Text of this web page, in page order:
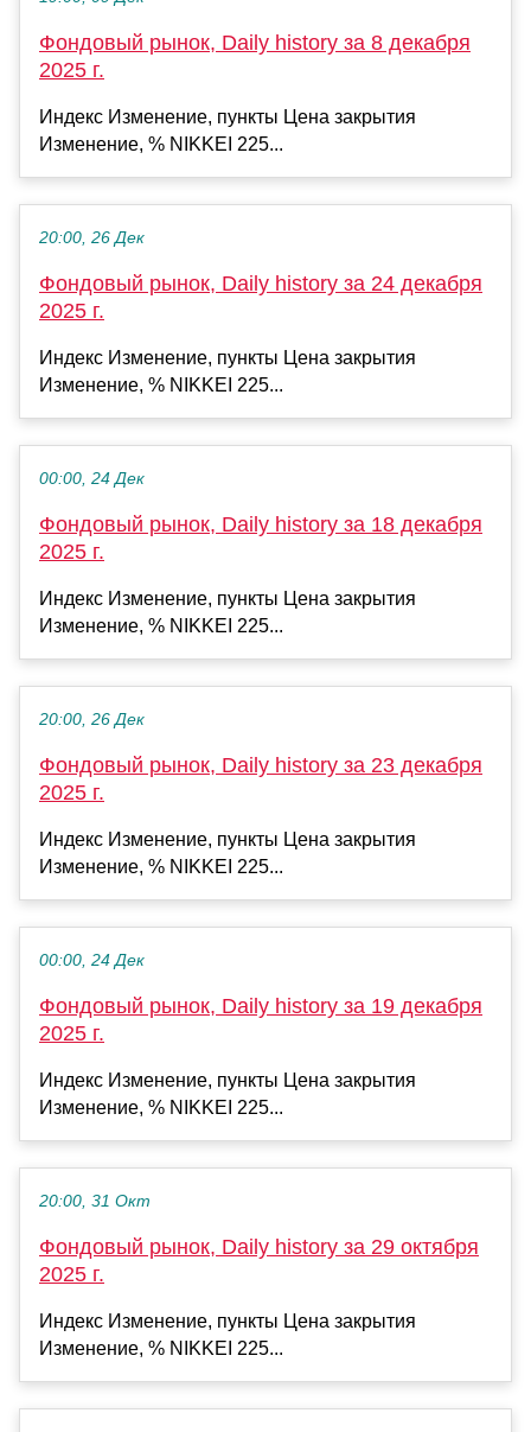
Фондовый рынок, Daily history за 8 декабря
2025 г.
Индекс Изменение, пункты Цена закрытия
Изменение, % NIKKEI 225...
20:00, 26 Дек
Фондовый рынок, Daily history за 24 декабря
2025 г.
Индекс Изменение, пункты Цена закрытия
Изменение, % NIKKEI 225...
00:00, 24 Дек
Фондовый рынок, Daily history за 18 декабря
2025 г.
Индекс Изменение, пункты Цена закрытия
Изменение, % NIKKEI 225...
20:00, 26 Дек
Фондовый рынок, Daily history за 23 декабря
2025 г.
Индекс Изменение, пункты Цена закрытия
Изменение, % NIKKEI 225...
00:00, 24 Дек
Фондовый рынок, Daily history за 19 декабря
2025 г.
Индекс Изменение, пункты Цена закрытия
Изменение, % NIKKEI 225...
20:00, 31 Окт
Фондовый рынок, Daily history за 29 октября
2025 г.
Индекс Изменение, пункты Цена закрытия
Изменение, % NIKKEI 225...